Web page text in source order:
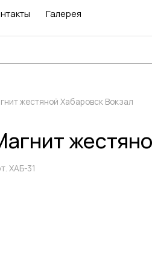
Галерея
жестяной Хабаровск Вокзал
ХАБ-31